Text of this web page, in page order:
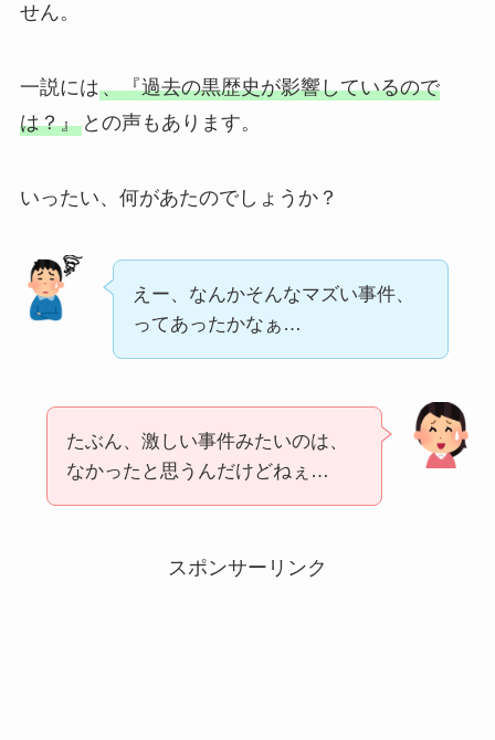
せん。
一説には、『過去の黒歴史が影響しているので
は？』との声もあります。
いったい、何があたのでしょうか？
えー、なんかそんなマズい事件、
ってあったかなぁ…
たぶん、激しい事件みたいのは、
なかったと思うんだけどねぇ…
スポンサーリンク